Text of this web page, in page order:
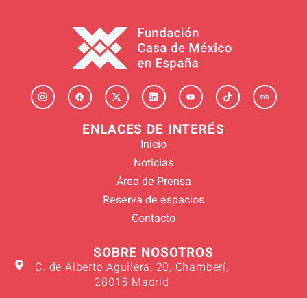
ENLACES DE INTERÉS
Inicio
Noticias
Área de Prensa
Reserva de espacios
Contacto
SOBRE NOSOTROS
C. de Alberto Aguilera, 20, Chamberí,
28015 Madrid